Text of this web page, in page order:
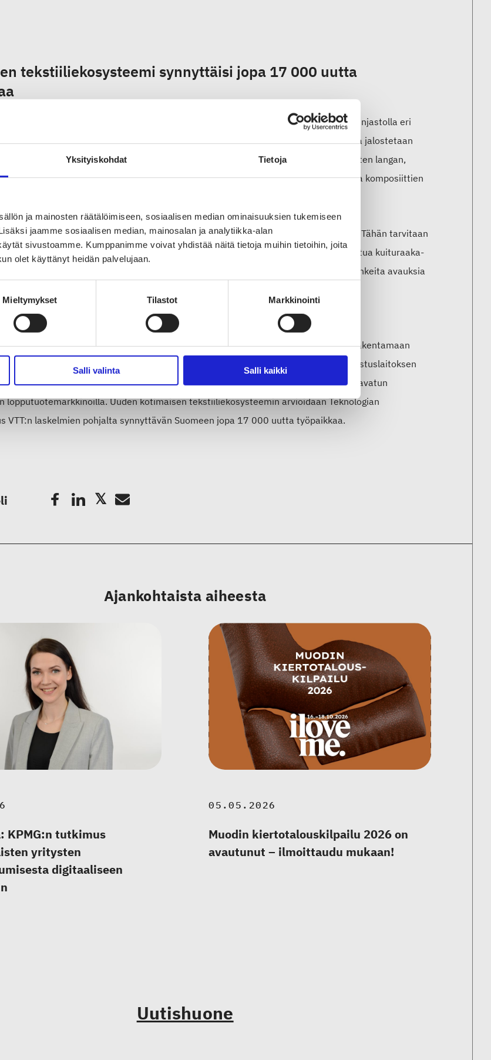
Yksityiskohdat Tietoja
ja mainosten räätälöimiseen, sosiaalisen median ominaisuuksien tukemiseen
jaamme sosiaalisen median, mainosalan ja analytiikka-alan
sivustoamme. Kumppanimme voivat yhdistää näitä tietoja muihin tietoihin, joita
olet käyttänyt heidän palvelujaan.
Mieltymykset Tilastot Markkinointi
Salli valinta Salli kaikki
tekstiiliekosysteemi synnyttäisi jopa 17 000 uutta
jalostuslaitoksessa kuluttajapoistotekstiili lajitellaan osin automatisoidulla lajittelulinjastolla eri
Osa kerätyistä materiaaleista ohjataan uudelleenkäyttöön sellaisenaan ja osasta jalostetaan
Kierrätyskuitua voidaan käyttää raaka-aineena uusien tuotteiden, kuten langan,
eristeiden ja täytteiden, akustiikkalevyjen, suodatinkankaiden ja komposiittien
on luoda uusia kotimaisia tuotantoketjuja poistotekstiilin kierrätyksen ympärille. Tähän tarvitaan
jatkojalostajia. Paimion pilottilinjastolla voimme valmistaa materiaaleittain lajiteltua kuituraaka-
eri tarpeisiin ja tukea näin yritysten tuotekehitystä. Toivommekin nyt yrityksiltä rohkeita avauksia
Marko Kokkonen
poistotekstiilin jalostuslaitoksesta on tehty investointisuunnitelman yhteydessä. Rakentamaan
ensi vuonna. Tavoite on, että laitos saataisiin käyttöön vuoden 2025 aikana. Jalostuslaitoksen
2025 työllistävän noin 100 henkilöä. Työllisyysvaikutukset ovat moninkertaiset avatun
lopputuotemarkkinoilla. Uuden kotimaisen tekstiiliekosysteemin arvioidaan Teknologian
VTT:n laskelmien pohjalta synnyttävän Suomeen jopa 17 000 uutta työpaikkaa.
Ajankohtaista aiheesta
KPMG:n tutkimus
yritysten
digitaaliseen
05.05.2026
Muodin kiertotalouskilpailu 2026 on
avautunut – ilmoittaudu mukaan!
Uutishuone